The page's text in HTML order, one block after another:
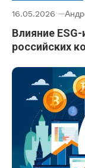
16.05.2026
Влияние
российских